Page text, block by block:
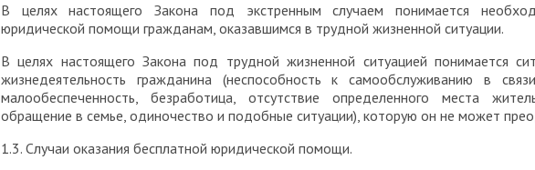
В целях настоящего Закона под экстренным случаем понимается
юридической помощи гражданам, оказавшимся в трудной жизненной ситуации.
В целях настоящего Закона под трудной жизненной ситуацией понимается
жизнедеятельность гражданина (неспособность к самообслуживанию в
малообеспеченность, безработица, отсутствие определенного места
обращение в семье, одиночество и подобные ситуации), которую он не может
1.3. Случаи оказания бесплатной юридической помощи.